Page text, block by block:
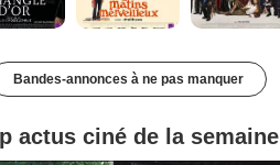
Bandes-annonces à ne pas manquer
actus ciné de la semaine